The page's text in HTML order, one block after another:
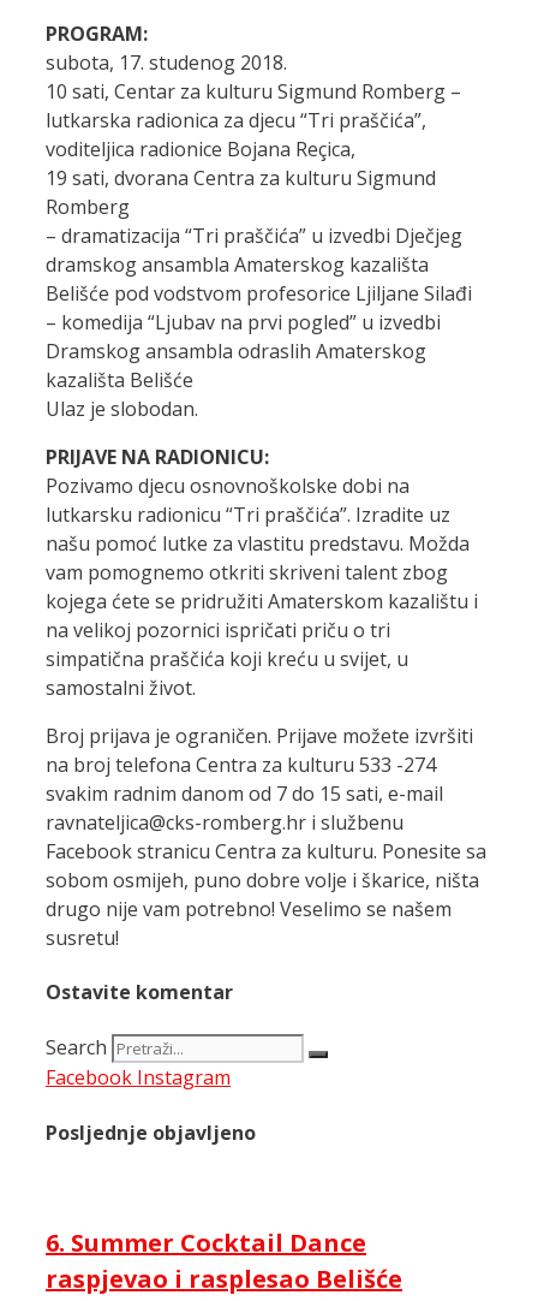
PROGRAM:
subota, 17. studenog 2018.
10 sati, Centar za kulturu Sigmund Romberg –
lutkarska radionica za djecu “Tri praščića”,
voditeljica radionice Bojana Reçica,
19 sati, dvorana Centra za kulturu Sigmund
Romberg
– dramatizacija “Tri praščića” u izvedbi Dječjeg
dramskog ansambla Amaterskog kazališta
Belišće pod vodstvom profesorice Ljiljane Silađi
– komedija “Ljubav na prvi pogled” u izvedbi
Dramskog ansambla odraslih Amaterskog
kazališta Belišće
Ulaz je slobodan.
PRIJAVE NA RADIONICU:
Pozivamo djecu osnovnoškolske dobi na
lutkarsku radionicu “Tri praščića”. Izradite uz
našu pomoć lutke za vlastitu predstavu. Možda
vam pomognemo otkriti skriveni talent zbog
kojega ćete se pridružiti Amaterskom kazalištu i
na velikoj pozornici ispričati priču o tri
simpatična praščića koji kreću u svijet, u
samostalni život.
Broj prijava je ograničen. Prijave možete izvršiti
na broj telefona Centra za kulturu 533 -274
svakim radnim danom od 7 do 15 sati, e-mail
ravnateljica@cks-romberg.hr i službenu
Facebook stranicu Centra za kulturu. Ponesite sa
sobom osmijeh, puno dobre volje i škarice, ništa
drugo nije vam potrebno! Veselimo se našem
susretu!
Ostavite komentar
Search
Facebook Instagram
Posljednje objavljeno
6. Summer Cocktail Dance
raspjevao i rasplesao Belišće